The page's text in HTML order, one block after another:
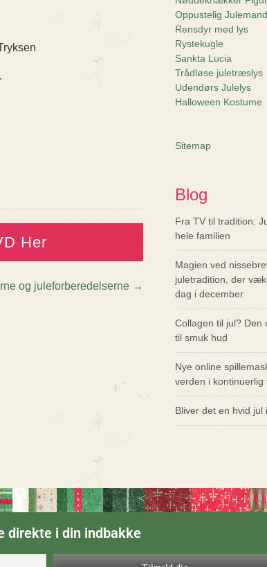
Her
og juleforberedelserne →
Oppustelig Julemand
Rensdyr med lys
Rystekugle
Sankta Lucia
Trådløse juletræslys
Udendørs Julelys
Halloween Kostume
Sitemap
Blog
Fra TV til tradition:
hele familien
Magien ved
juletradition, der
dag i december
Collagen til jul? Den
til smuk hud
Nye online
verden i kontinuerlig
Bliver det en hvid jul
direkte i din indbakke